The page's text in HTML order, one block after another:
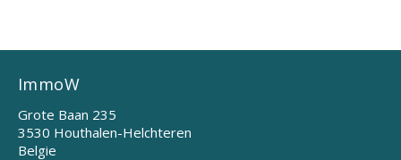
ImmoW
Grote Baan 235
3530 Houthalen-Helchteren
Belgie